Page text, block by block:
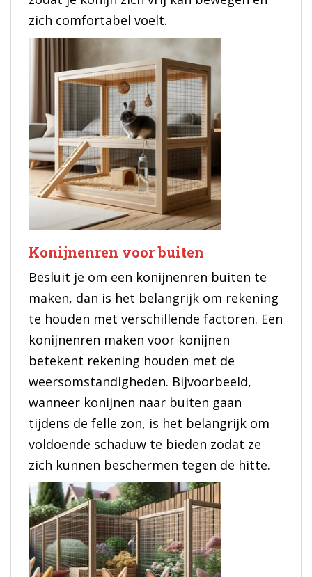
zich comfortabel voelt.
Konijnenren voor buiten
Besluit je om een konijnenren buiten te
maken, dan is het belangrijk om rekening
te houden met verschillende factoren. Een
konijnenren maken voor konijnen
betekent rekening houden met de
weersomstandigheden. Bijvoorbeeld,
wanneer konijnen naar buiten gaan
tijdens de felle zon, is het belangrijk om
voldoende schaduw te bieden zodat ze
zich kunnen beschermen tegen de hitte.